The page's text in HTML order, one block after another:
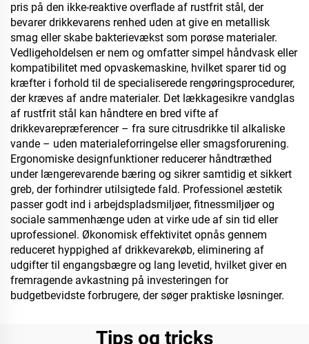
pris på den ikke-reaktive overflade af rustfrit stål, der
bevarer drikkevarens renhed uden at give en metallisk
smag eller skabe bakterievækst som porøse materialer.
Vedligeholdelsen er nem og omfatter simpel håndvask eller
kompatibilitet med opvaskemaskine, hvilket sparer tid og
kræfter i forhold til de specialiserede rengøringsprocedurer,
der kræves af andre materialer. Det lækkagesikre vandglas
af rustfrit stål kan håndtere en bred vifte af
drikkevarepræferencer – fra sure citrusdrikke til alkaliske
vande – uden materialeforringelse eller smagsforurening.
Ergonomiske designfunktioner reducerer håndtræthed
under længerevarende bæring og sikrer samtidig et sikkert
greb, der forhindrer utilsigtede fald. Professionel æstetik
passer godt ind i arbejdspladsmiljøer, fitnessmiljøer og
sociale sammenhænge uden at virke ude af sin tid eller
uprofessionel. Økonomisk effektivitet opnås gennem
reduceret hyppighed af drikkevarekøb, eliminering af
udgifter til engangsbægre og lang levetid, hvilket giver en
fremragende avkastning på investeringen for
budgetbevidste forbrugere, der søger praktiske løsninger.
Tips og tricks